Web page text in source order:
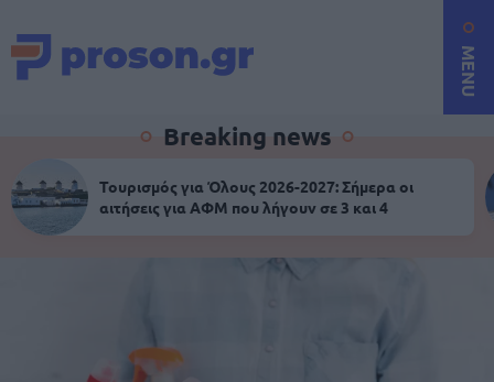
MENU
Breaking news
Τουρισμός για Όλους 2026-2027: Σήμερα οι
αιτήσεις για ΑΦΜ που λήγουν σε 3 και 4